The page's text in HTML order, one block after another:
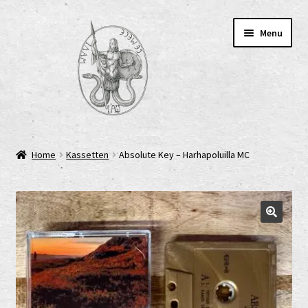
Menu
Home
AGB
Cart
Checkout
Cookie-Richtlinie (EU)
Home Kassetten Absolute Key – Harhapoluilla MC